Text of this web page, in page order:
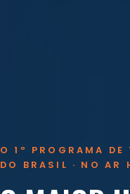
O 1º PROGRAMA
DO BRASIL · NO AR